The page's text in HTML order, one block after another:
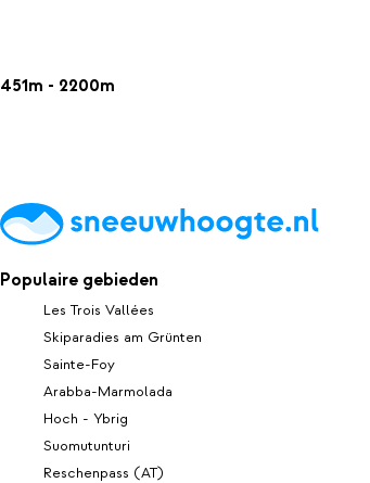
451m - 2200m
Populaire gebieden
Les Trois Vallées
Skiparadies am Grünten
Sainte-Foy
Arabba-Marmolada
Hoch - Ybrig
Suomutunturi
Reschenpass (AT)